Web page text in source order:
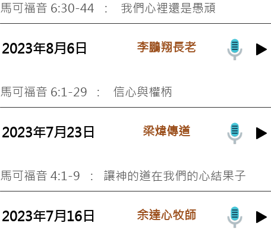
馬可福音 6:30-44 : 我們心裡還是愚頑
2023年8月6日 李鵬翔長老
馬可福音 6:1-29 : 信心與權柄
2023年7月23日 梁煒傳道
馬可福音 4:1-9 : 讓神的道在我們的心結果子
2023年7月16日 余達心牧師